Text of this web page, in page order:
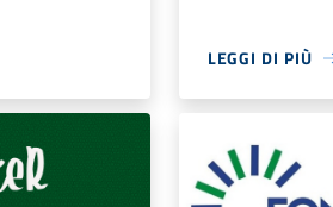
LEGGI DI PIÙ